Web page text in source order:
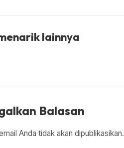
lainnya
Balasan
Anda tidak akan dipublikasikan.